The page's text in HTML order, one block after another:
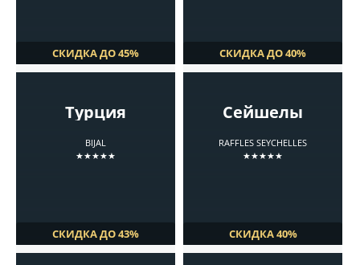
СКИДКА ДО 45% СКИДКА ДО 40%
Турция
BIJAL
★★★★★
СКИДКА ДО 43%
Сейшелы
RAFFLES SEYCHELLES
★★★★★
СКИДКА 40%